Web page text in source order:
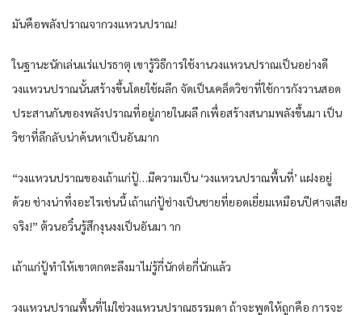
มัน​คือ​พลัง​ปราณ​จาก​วงแหวน​ปราณ​!
ใน​ฐานะ​นัก​เล่นแร่แปรธาตุ​ เขา​รู้​วิธี​การใช้งาน​วงแหวน​ปราณ​เป็น​อย่าง​ดี​
วงแหวน​ปราณ​นั้น​สร้าง​ขึ้น​โดย​ใช้ผลึก​ จัด​เป็น​เคล็ด​วิชา​ที่​ใช้การ​กังวาน​สอด​
ประสานกัน​ของ​พลัง​ปราณ​ที่อยู่​ภายใน​ผลึ ก​เพื่อ​สร้าง​สนาม​พลัง​ขึ้น​มา เป็น​
วิชา​ที่​ลึกลับ​น่า​ค้นหา​เป็นอันมาก​
“วงแหวน​ปราณ​ของ​เถ้าแก่​ปู้…มีความ​เป็น​ ‘วงแหวน​ปราณ​พื้นที่​’ แฝงอยู่​
ด้วย​ ช่างน่าทึ่ง​อะไร​เช่นนี้​ เถ้าแก่​ปู้ช่างเป็น​ชาย​ที่​ยอดเยี่ยม​เหมือน​ปีศาจเสีย​
จริง​!” ต้วนอวิ๋น​รู้สึก​งุนงง​เป็นอันมา าก​
เถ้าแก่​ปู้ทำให้​เขา​ตกตะลึง​มาไม่รู้​กี่​นัก​ต่อ​กี่​นัก​แล้ว​
วงแหวน​ปราณ​พื้นที่​ไม่ใช่วงแหวน​ปราณ​ธรรมดา​ ถ้าจะพูด​ให้​ถูก​คือ​ การ​จะ